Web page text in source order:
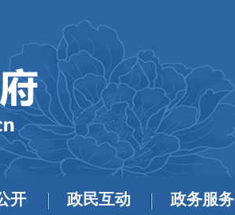
开 政民互动 政务服务